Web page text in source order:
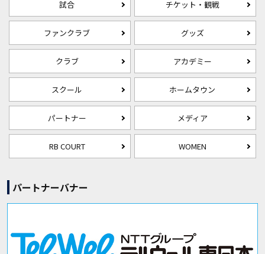
試合 チケット・観戦
ファンクラブ グッズ
クラブ アカデミー
スクール ホームタウン
パートナー メディア
RB COURT WOMEN
パートナーバナー